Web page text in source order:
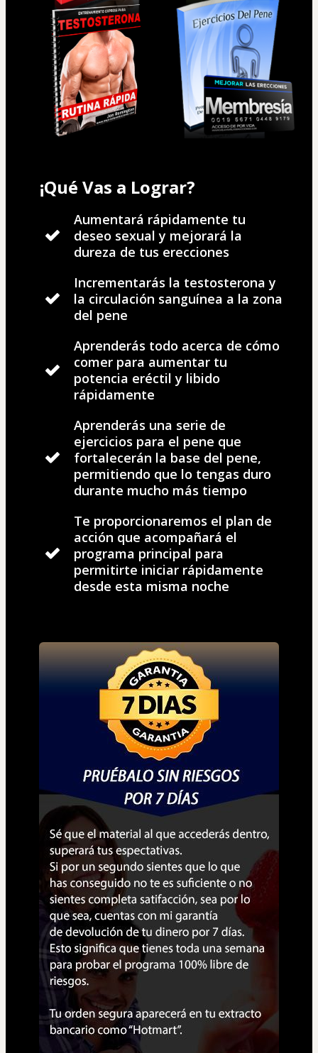
¡Qué Vas a Lograr?
Aumentará rápidamente tu
deseo sexual y mejorará la
dureza de tus erecciones
Incrementarás la testosterona y
la circulación sanguínea a la zona
del pene
Aprenderás todo acerca de cómo
comer para aumentar tu
potencia eréctil y libido
rápidamente
Aprenderás una serie de
ejercicios para el pene que
fortalecerán la base del pene,
permitiendo que lo tengas duro
durante mucho más tiempo
Te proporcionaremos el plan de
acción que acompañará el
programa principal para
permitirte iniciar rápidamente
desde esta misma noche